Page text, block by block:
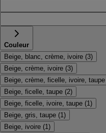
Couleur
Beige, blanc, crème, ivoire (3)
Beige, crème, ivoire (3)
Beige, crème, ficelle, ivoire, taupe
Beige, ficelle, taupe (2)
Beige, ficelle, ivoire, taupe (1)
Beige, gris, taupe (1)
Beige, ivoire (1)